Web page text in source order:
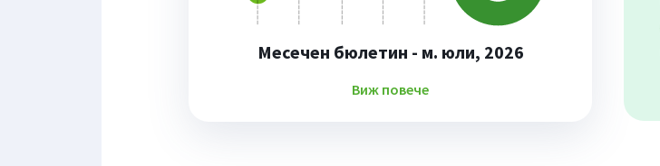
Месечен бюлетин - м. юли, 2026
Виж повече